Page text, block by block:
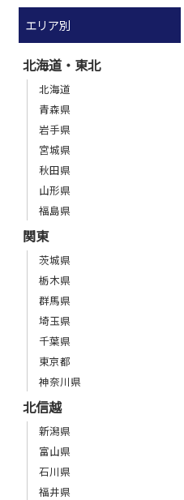
エリア別
北海道・東北
北海道
青森県
岩手県
宮城県
秋田県
山形県
福島県
関東
茨城県
栃木県
群馬県
埼玉県
千葉県
東京都
神奈川県
北信越
新潟県
富山県
石川県
福井県